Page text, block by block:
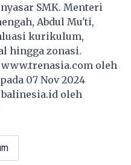
SMK. Menteri
Abdul Mu'ti,
kurikulum,
hingga zonasi.
www.trenasia.com oleh
07 Nov 2024
balinesia.id oleh